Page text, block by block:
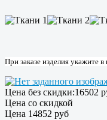
При заказе изделия укажите
Цена без скидки:16502
Цена со скидкой
Цена 14852 руб